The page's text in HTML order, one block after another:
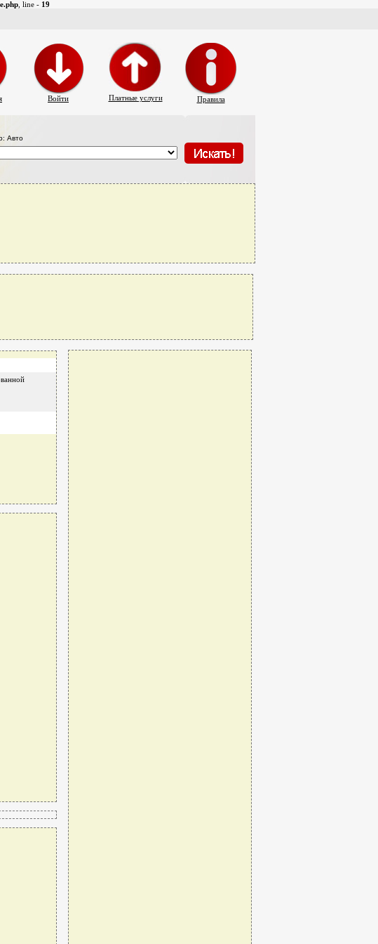
, line - 19
Войти Платные услуги Правила
Авто